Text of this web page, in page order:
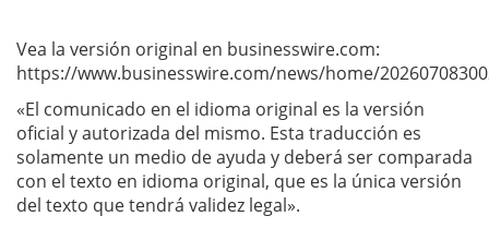
Vea la versión original en businesswire.com:
https://www.businesswire.com/news/home/
«El comunicado en el idioma original es la versión
oficial y autorizada del mismo. Esta traducción es
solamente un medio de ayuda y deberá ser comparada
con el texto en idioma original, que es la única versión
del texto que tendrá validez legal».